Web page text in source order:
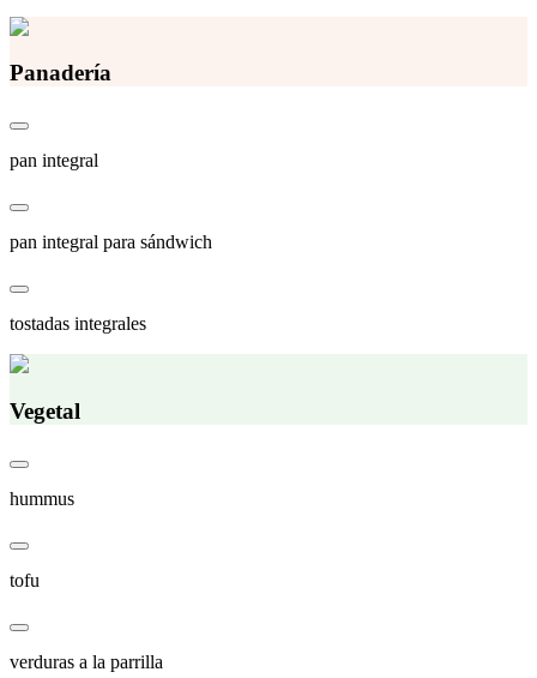
Panadería
pan integral
pan integral para sándwich
tostadas integrales
Vegetal
hummus
tofu
verduras a la parrilla